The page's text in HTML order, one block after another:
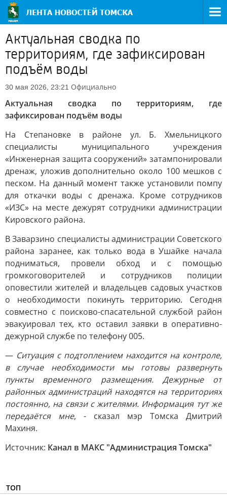
Актуальная сводка по
территориям, где зафиксирован
подъём воды
30 мая 2026, 23:21 Официально
Актуальная сводка по территориям, где
зафиксирован подъём воды
На Степановке в районе ул. Б. Хмельницкого
специалисты муниципального учреждения
«Инженерная защита сооружений» затампонировали
дренаж, уложив дополнительно около 100 мешков с
песком. На данный момент также установили помпу
для откачки воды с дренажа. Кроме сотрудников
«ИЗС» на месте дежурят сотрудники администрации
Кировского района.
В Заварзино специалисты администрации Советского
района заранее, как только вода в Ушайке начала
подниматься, провели обход и с помощью
громкоговорителей и сотрудников полиции
оповестили жителей и владельцев садовых участков
о необходимости покинуть территорию. Сегодня
совместно с поисково-спасательной службой район
эвакуировал тех, кто оставил заявки в оперативно-
дежурной службе по телефону 005.
— Ситуация с подтоплением находится на контроле,
в случае необходимости мы готовы развернуть
пункты временного размещения. Дежурные от
районных администраций находятся на территориях
постоянно, на связи с жителями. Информация тут же
передаётся мне, - сказал мэр Томска Дмитрий
Махиня.
Источник: Канал в МАКС "Администрация Томска"
ТОП